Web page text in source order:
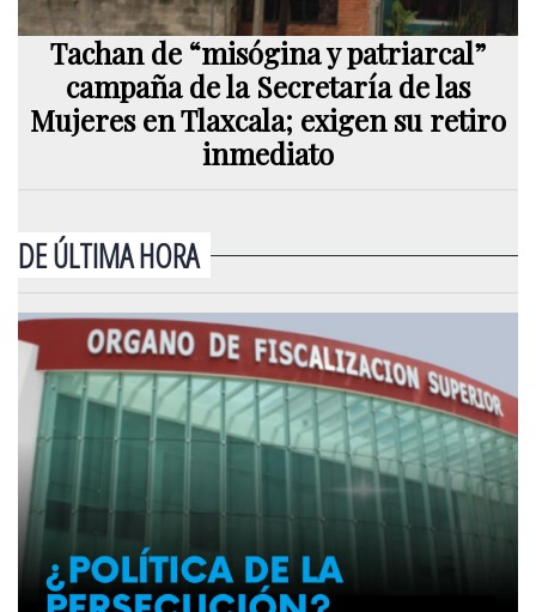
Tachan de “misógina y patriarcal”
campaña de la Secretaría de las
Mujeres en Tlaxcala; exigen su retiro
inmediato
DE ÚLTIMA HORA